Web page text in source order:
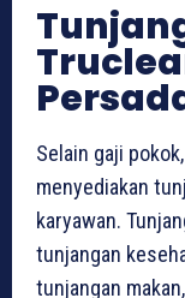
Selain gaji
menyediakan
karyawan.
tunjangan
tunjangan